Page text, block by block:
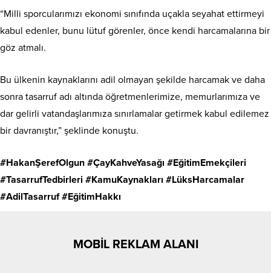
“Milli sporcularımızı ekonomi sınıfında uçakla seyahat ettirmeyi
kabul edenler, bunu lütuf görenler, önce kendi harcamalarına bir
göz atmalı.
Bu ülkenin kaynaklarını adil olmayan şekilde harcamak ve daha
sonra tasarruf adı altında öğretmenlerimize, memurlarımıza ve
dar gelirli vatandaşlarımıza sınırlamalar getirmek kabul edilemez
bir davranıştır,” şeklinde konuştu.
#HakanŞerefOlgun #ÇayKahveYasağı #EğitimEmekçileri
#TasarrufTedbirleri #KamuKaynakları #LüksHarcamalar
#AdilTasarruf #EğitimHakkı
MOBİL REKLAM ALANI